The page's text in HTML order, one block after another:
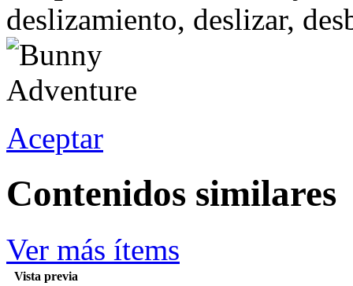
deslizamiento, deslizar,
Aceptar
Contenidos similares
Ver más ítems
Vista previa